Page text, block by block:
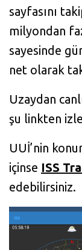
sayfasını
milyondan
sayesinde
net olarak
Uzaydan
şu linkten
UUİ’nin
içinse ISS
edebilirsiniz.